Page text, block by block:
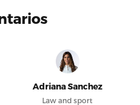
Adriana Sanchez
Law and sport